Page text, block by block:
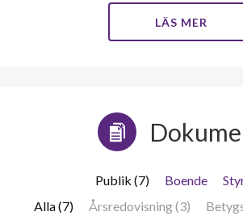
LÄS MER
Publik (7) Boende
Alla (7)
Årsredovisning (3)